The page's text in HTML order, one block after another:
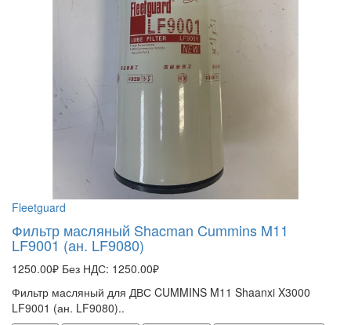
Fleetguard
Фильтр масляный Shacman Cummins M11
LF9001 (ан. LF9080)
1250.00₽ Без НДС: 1250.00₽
Фильтр масляный для ДВС CUMMINS M11 Shaanxi X3000
LF9001 (ан. LF9080)..